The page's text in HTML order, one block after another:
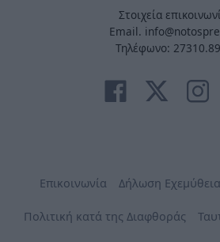
Στοιχεία
Email.
Τηλέφωνο:
Επικοινωνία Δήλωση
Πολιτική κατά της Διαφθοράς